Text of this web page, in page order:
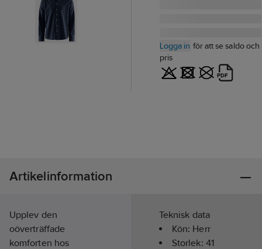
Logga in för att se saldo och
pris
Artikelinformation
Upplev den
oöverträffade
komforten hos
Teknisk data
Kön: Herr
Storlek: 41